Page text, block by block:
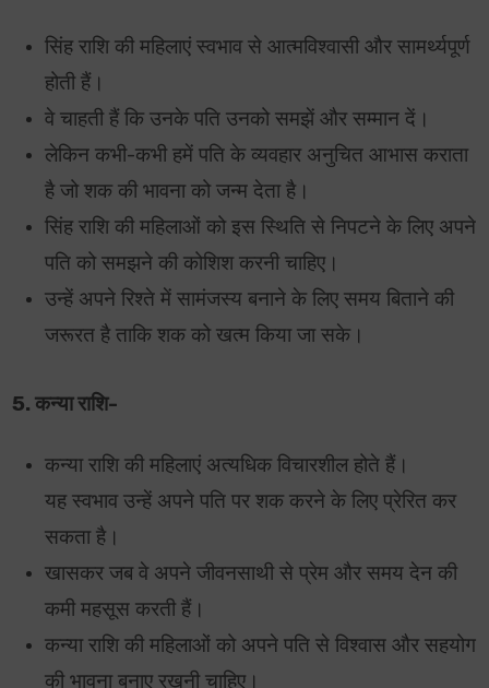
सिंह राशि की महिलाएं स्वभाव से आत्मविश्वासी और सामर्थ्यपूर्ण
होती हैं।
वे चाहती हैं कि उनके पति उनको समझें और सम्मान दें।
लेकिन कभी-कभी हमें पति के व्यवहार अनुचित आभास कराता
है जो शक की भावना को जन्म देता है।
सिंह राशि की महिलाओं को इस स्थिति से निपटने के लिए अपने
पति को समझने की कोशिश करनी चाहिए।
उन्हें अपने रिश्ते में सामंजस्य बनाने के लिए समय बिताने की
जरूरत है ताकि शक को खत्म किया जा सके।
5. कन्या राशि-
कन्या राशि की महिलाएं अत्यधिक विचारशील होते हैं।
यह स्वभाव उन्हें अपने पति पर शक करने के लिए प्रेरित कर
सकता है।
खासकर जब वे अपने जीवनसाथी से प्रेम और समय देन की
कमी महसूस करती हैं।
कन्या राशि की महिलाओं को अपने पति से विश्वास और सहयोग
की भावना बनाए रखनी चाहिए।